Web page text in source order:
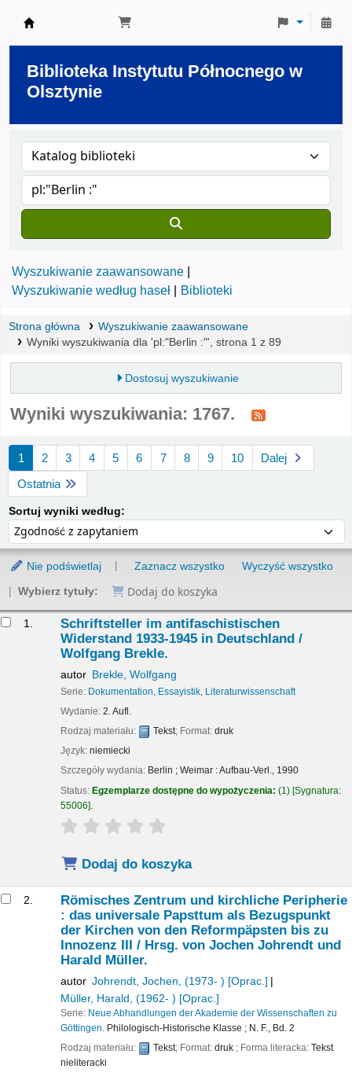
Biblioteka Instytutu Północnego w
Olsztynie
Wyszukiwanie zaawansowane
Wyszukiwanie według haseł
Biblioteki
Strona główna
Wyszukiwanie zaawansowane
Wyniki wyszukiwania dla 'pl:"Berlin :"', strona 1 z 89
Dostosuj wyszukiwanie
Wyniki wyszukiwania: 1767.
1 2 3 4 5 6 7 8 9 10
Dalej
Ostatnia
Sortuj wyniki według:
Nie podświetlaj Zaznacz wszystko Wyczyść wszystko
Wybierz tytuły: Dodaj do koszyka
1.
Schriftsteller im antifaschistischen
Widerstand 1933-1945 in Deutschland /
Wolfgang Brekle.
autor Brekle, Wolfgang
Serie: Dokumentation, Essayistik, Literaturwissenschaft
Wydanie: 2. Aufl.
Rodzaj materiału:
Tekst; Format: druk
Język: niemiecki
Szczegóły wydania: Berlin ; Weimar :Aufbau-Verl., 1990
Status: Egzemplarze dostępne do wypożyczenia: (1) Sygnatura:
55006 .
star rating
Dodaj do koszyka
2.
Römisches Zentrum und kirchliche Peripherie
: das universale Papsttum als Bezugspunkt
der Kirchen von den Reformpäpsten bis zu
Innozenz III / Hrsg. von Jochen Johrendt und
Harald Müller.
autor Johrendt, Jochen , (1973- ) [Oprac.]
Müller, Harald , (1962- ) [Oprac.]
Serie: Neue Abhandlungen der Akademie der Wissenschaften zu
Göttingen. Philologisch-Historische Klasse ; N. F., Bd. 2
Rodzaj materiału:
Tekst; Format: druk ; Forma literacka: Tekst
nieliteracki